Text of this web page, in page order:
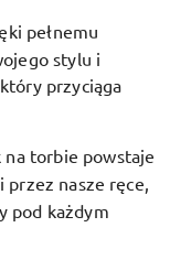
pełnemu
stylu i
przyciąga
na torbie powstaje
nasze ręce,
pod każdym